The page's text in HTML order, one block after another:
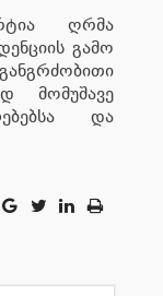
ღრმა
გამო
მომუშავე
და